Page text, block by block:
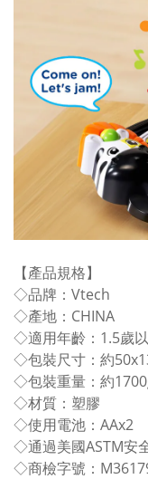
【產品規格】
◇品牌：Vtech
◇產地：CHINA
◇適用年齡：1.5歲
◇包裝尺寸：約
◇包裝重量：約
◇材質：塑膠
◇使用電池：AAx2
◇通過美國ASTM安
◇商檢字號：